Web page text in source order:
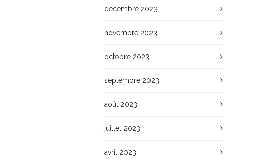
décembre 2023
novembre 2023
octobre 2023
septembre 2023
août 2023
juillet 2023
avril 2023